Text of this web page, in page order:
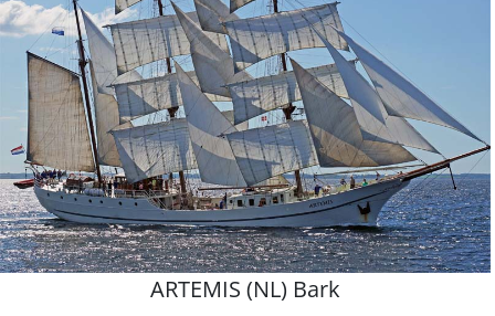
ARTEMIS (NL) Bark